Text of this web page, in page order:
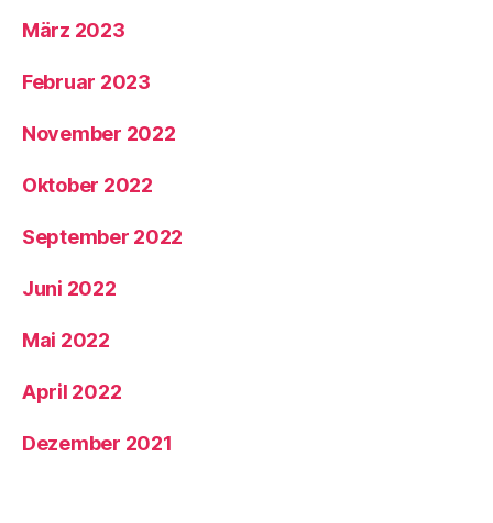
März 2023
Februar 2023
November 2022
Oktober 2022
September 2022
Juni 2022
Mai 2022
April 2022
Dezember 2021